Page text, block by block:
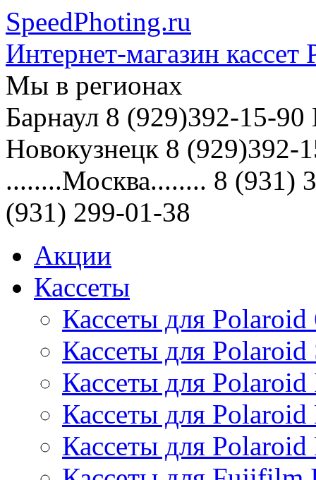
SpeedPhoting.ru
Интернет-магазин кассет
Мы в регионах
Барнаул 8 (929)392-15-
Новокузнецк 8
........Москва........ 8 (931)
(931) 299-01-38
Акции
Кассеты
Кассеты для
Кассеты для
Кассеты для Polaroid
Кассеты для Polaroid
Кассеты для